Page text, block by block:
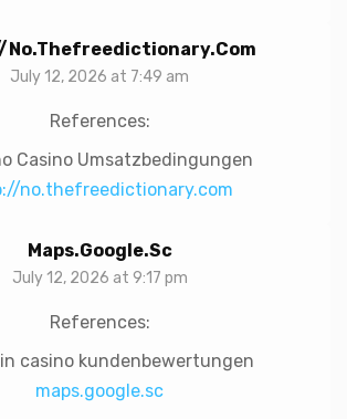
no.thefreedictionary.com
July 12, 2026 at 7:49 am
References:
Casino Umsatzbedingungen
no.thefreedictionary.com
Maps.google.sc
July 12, 2026 at 9:17 pm
References:
casino kundenbewertungen
maps.google.sc